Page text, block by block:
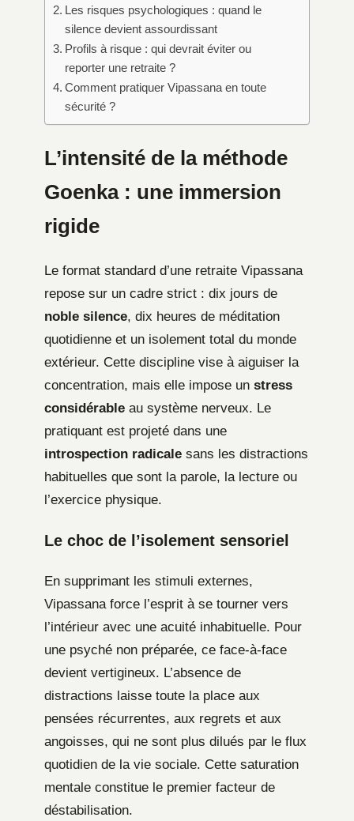
Les risques psychologiques : quand le
silence devient assourdissant
Profils à risque : qui devrait éviter ou
reporter une retraite ?
Comment pratiquer Vipassana en toute
sécurité ?
L’intensité de la méthode
Goenka : une immersion
rigide
Le format standard d’une retraite Vipassana
repose sur un cadre strict : dix jours de
noble silence, dix heures de méditation
quotidienne et un isolement total du monde
extérieur. Cette discipline vise à aiguiser la
concentration, mais elle impose un stress
considérable au système nerveux. Le
pratiquant est projeté dans une
introspection radicale sans les distractions
habituelles que sont la parole, la lecture ou
l’exercice physique.
Le choc de l’isolement sensoriel
En supprimant les stimuli externes,
Vipassana force l’esprit à se tourner vers
l’intérieur avec une acuité inhabituelle. Pour
une psyché non préparée, ce face-à-face
devient vertigineux. L’absence de
distractions laisse toute la place aux
pensées récurrentes, aux regrets et aux
angoisses, qui ne sont plus dilués par le flux
quotidien de la vie sociale. Cette saturation
mentale constitue le premier facteur de
déstabilisation.